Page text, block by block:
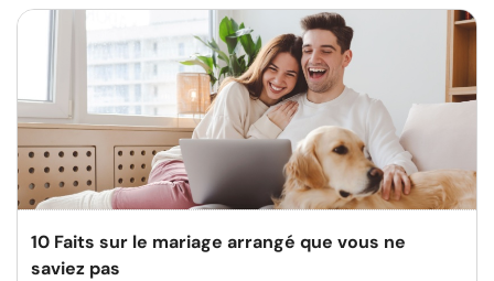
10 Faits sur le mariage arrangé que vous ne
saviez pas